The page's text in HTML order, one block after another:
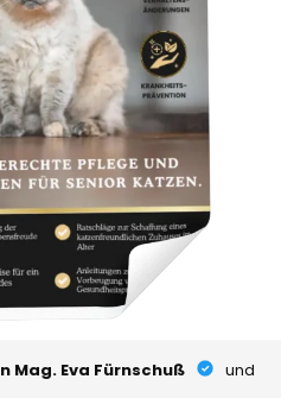
Mag. Eva Fürnschuß
und